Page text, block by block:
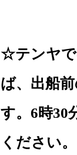
☆テンヤで
ば、出船
す。6時30
ください。